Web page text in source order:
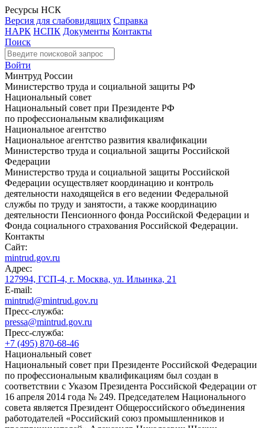
Ресурсы НСК
Версия для слабовидящих Справка
НАРК НСПК Документы Контакты
Поиск
Войти
Минтруд России
Министерство труда и социальной защиты РФ
Национальный совет
Национальный совет при Президенте РФ
по профессиональным квалификациям
Национальное агентство
Национальное агентство развития квалификации
Министерство труда и социальной защиты Российской
Федерации
Министерство труда и социальной защиты Российской
Федерации осуществляет координацию и контроль
деятельности находящейся в его ведении Федеральной
службы по труду и занятости, а также координацию
деятельности Пенсионного фонда Российской Федерации и
Фонда социального страхования Российской Федерации.
Контакты
Сайт:
mintrud.gov.ru
Адрес:
127994, ГСП-4, г. Москва, ул. Ильинка, 21
E-mail:
mintrud@mintrud.gov.ru
Пресс-служба:
pressa@mintrud.gov.ru
Пресс-служба:
+7 (495) 870-68-46
Национальный совет
Национальный совет при Президенте Российской Федерации
по профессиональным квалификациям был создан в
соответствии с Указом Президента Российской Федерации от
16 апреля 2014 года № 249. Председателем Национального
совета является Президент Общероссийского объединения
работодателей «Российский союз промышленников и